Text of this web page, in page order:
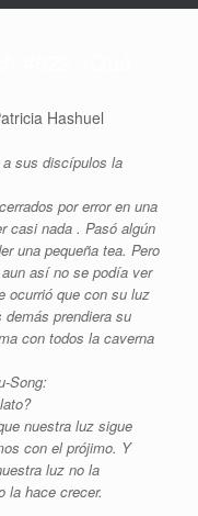
Hashuel
sus discípulos la
por error en una
casi nada . Pasó algún
una pequeña tea. Pero
así no se podía ver
ocurrió que con su luz
prendiera su
con todos la caverna
Song:
nuestra luz sigue
con el prójimo. Y
luz no la
la hace crecer.